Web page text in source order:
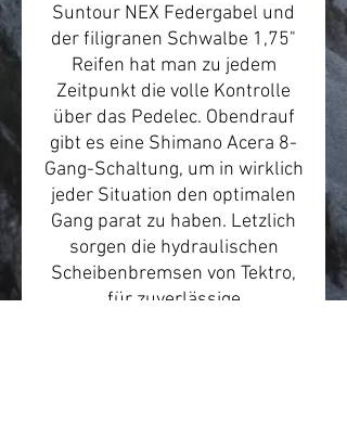
Suntour NEX Federgabel und
der filigranen Schwalbe 1,75"
Reifen hat man zu jedem
Zeitpunkt die volle Kontrolle
über das Pedelec. Obendrauf
gibt es eine Shimano Acera 8-
Gang-Schaltung, um in wirklich
jeder Situation den optimalen
Gang parat zu haben. Letzlich
sorgen die hydraulischen
Scheibenbremsen von Tektro,
für zuverlässige